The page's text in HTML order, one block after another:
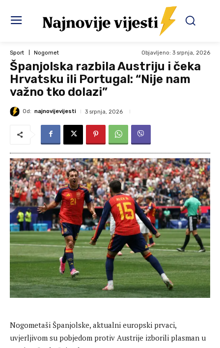
Sport Nogomet Objavljeno: 3 srpnja, 2026
Španjolska razbila Austriju i čeka
Hrvatsku ili Portugal: “Nije nam
važno tko dolazi”
Od: najnovijevijesti 3 srpnja, 2026
Nogometaši Španjolske, aktualni europski prvaci,
uvjerljivom su pobjedom protiv Austrije izborili plasman u